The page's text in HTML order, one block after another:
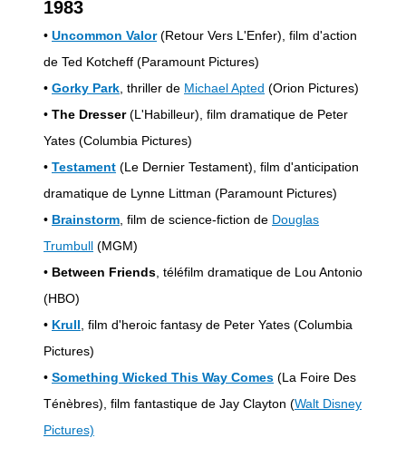
1983
• Uncommon Valor(Retour Vers L'Enfer), film d'action
de Ted Kotcheff (Paramount Pictures)
• Gorky Park , thriller de Michael Apted (Orion Pictures)
• The Dresser(L'Habilleur), film dramatique de Peter
Yates (Columbia Pictures)
• Testament (Le Dernier Testament), film d'anticipation
dramatique de Lynne Littman (Paramount Pictures)
• Brainstorm , film de science-fiction de Douglas
Trumbull (MGM)
• Between Friends , téléfilm dramatique de Lou Antonio
(HBO)
• Krull , film d'heroic fantasy de Peter Yates (Columbia
Pictures)
• Something Wicked This Way Comes (La Foire Des
Ténèbres), film fantastique de Jay Clayton (Walt Disney
Pictures)